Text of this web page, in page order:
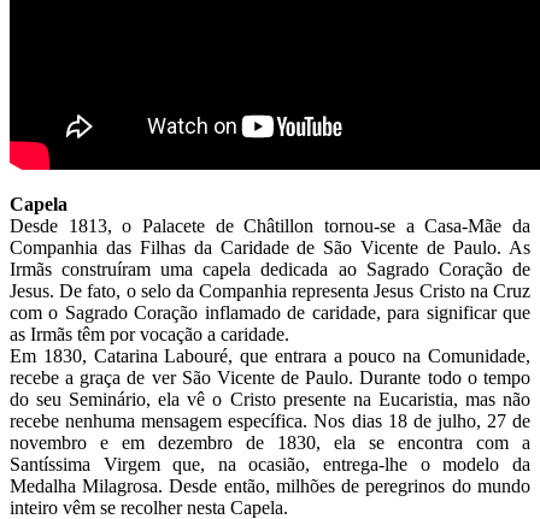
Capela
Desde 1813, o Palacete de Châtillon tornou-se a Casa-Mãe da
Companhia das Filhas da Caridade de São Vicente de Paulo. As
Irmãs construíram uma capela dedicada ao Sagrado Coração de
Jesus. De fato, o selo da Companhia representa Jesus Cristo na Cruz
com o Sagrado Coração inflamado de caridade, para significar que
as Irmãs têm por vocação a caridade.
Em 1830, Catarina Labouré, que entrara a pouco na Comunidade,
recebe a graça de ver São Vicente de Paulo. Durante todo o tempo
do seu Seminário, ela vê o Cristo presente na Eucaristia, mas não
recebe nenhuma mensagem específica. Nos dias 18 de julho, 27 de
novembro e em dezembro de 1830, ela se encontra com a
Santíssima Virgem que, na ocasião, entrega-lhe o modelo da
Medalha Milagrosa. Desde então, milhões de peregrinos do mundo
inteiro vêm se recolher nesta Capela.